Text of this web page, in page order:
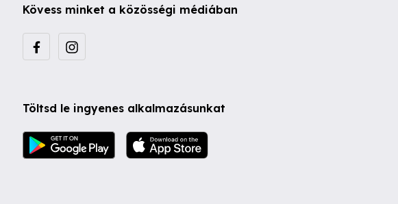
Kövess minket a közösségi médiában
Töltsd le ingyenes alkalmazásunkat